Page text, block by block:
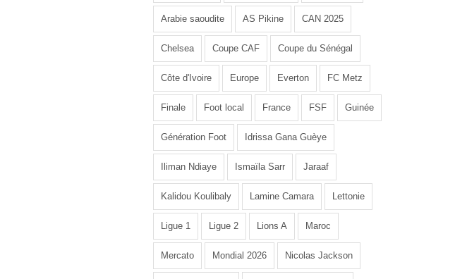
Arabie saoudite AS Pikine CAN 2025
Chelsea Coupe CAF Coupe du Sénégal
Côte d'Ivoire Europe Everton FC Metz
Finale Foot local France FSF Guinée
Génération Foot Idrissa Gana Guèye
Iliman Ndiaye Ismaïla Sarr Jaraaf
Kalidou Koulibaly Lamine Camara Lettonie
Ligue 1 Ligue 2 Lions A Maroc
Mercato Mondial 2026 Nicolas Jackson